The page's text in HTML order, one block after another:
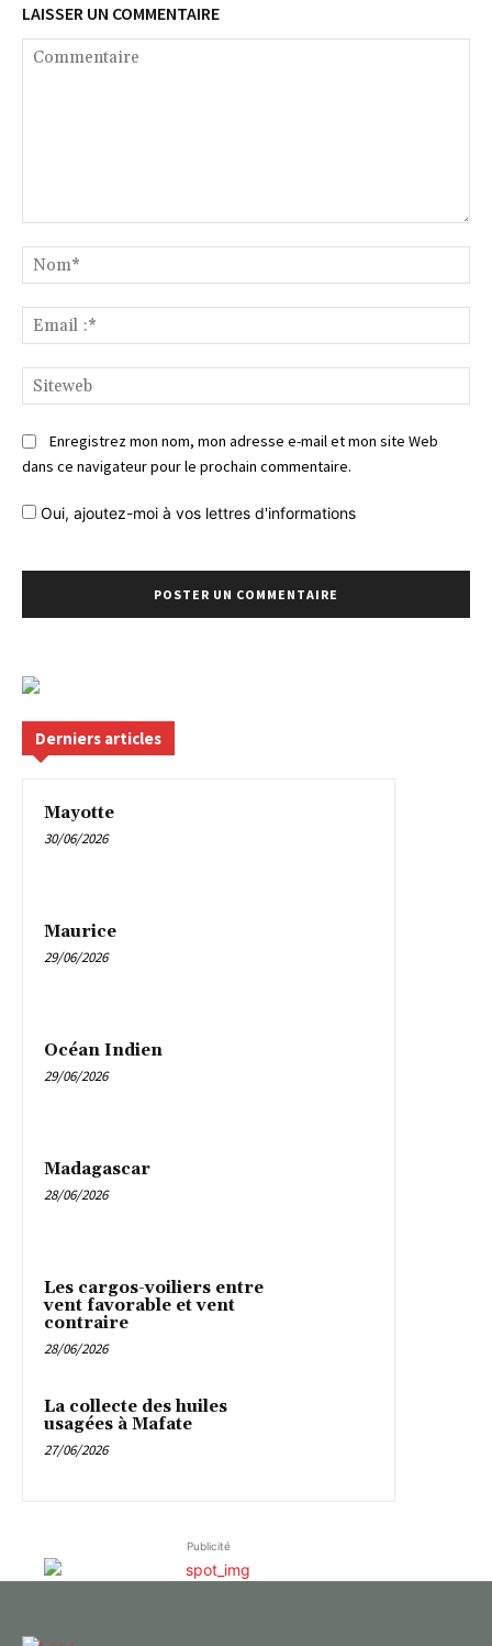
LAISSER UN COMMENTAIRE
:*
Enregistrez mon nom, mon adresse e-mail et mon site Web
dans ce navigateur pour le prochain commentaire.
Oui, ajoutez-moi à vos lettres d'informations
Derniers articles
Mayotte
30/06/2026
Maurice
29/06/2026
Océan Indien
29/06/2026
Madagascar
28/06/2026
Les cargos-voiliers entre
vent favorable et vent
contraire
28/06/2026
La collecte des huiles
usagées à Mafate
27/06/2026
Publicité